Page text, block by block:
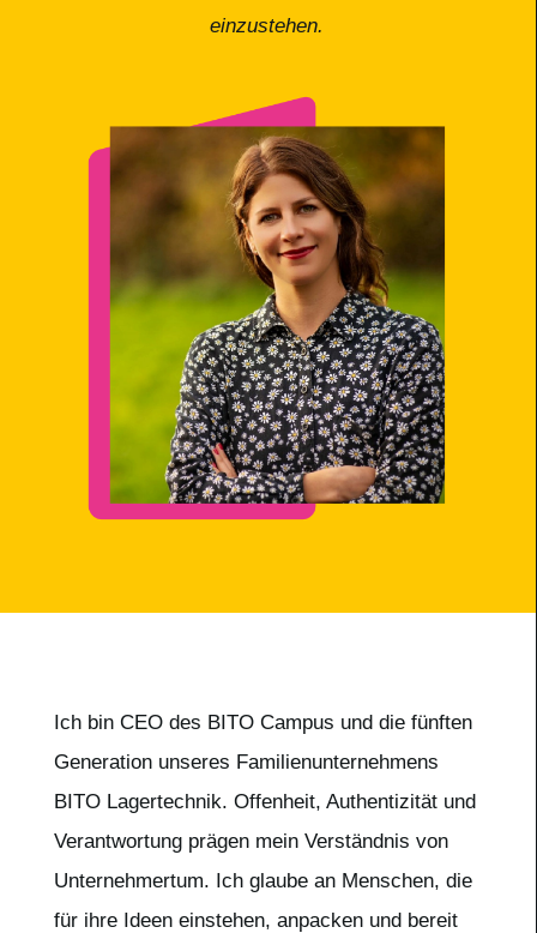
einzustehen.
Ich bin CEO des BITO Campus und die fünften
Generation unseres Familienunternehmens
BITO Lagertechnik. Offenheit, Authentizität und
Verantwortung prägen mein Verständnis von
Unternehmertum. Ich glaube an Menschen, die
für ihre Ideen einstehen, anpacken und bereit